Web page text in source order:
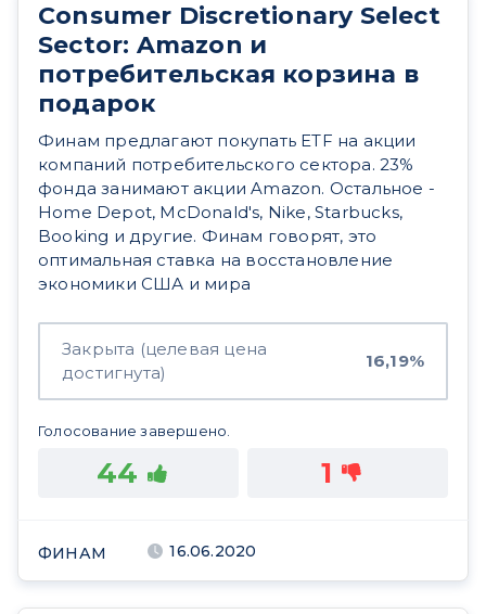
Consumer Discretionary Select
Sector: Amazon и
потребительская корзина в
подарок
Финам предлагают покупать ETF на акции
компаний потребительского сектора. 23%
фонда занимают акции Amazon. Остальное -
Home Depot, McDonald's, Nike, Starbucks,
Booking и другие. Финам говорят, это
оптимальная ставка на восстановление
экономики США и мира
Закрыта (целевая цена
достигнута)
16,19%
Голосование завершено.
44 1
ФИНАМ 16.06.2020